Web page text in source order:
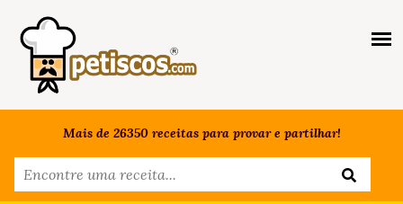
Mais de 26350 receitas para provar e partilhar!